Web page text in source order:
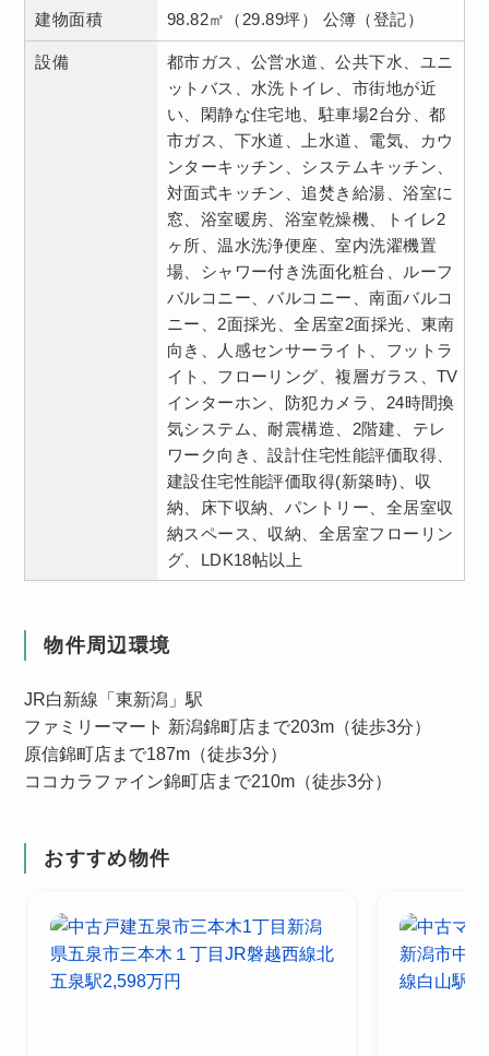
建物面積 98.82㎡（29.89坪） 公簿（登記）
設備
都市ガス、公営水道、公共下水、ユニ
ットバス、水洗トイレ、市街地が近
い、閑静な住宅地、駐車場2台分、都
市ガス、下水道、上水道、電気、カウ
ンターキッチン、システムキッチン、
対面式キッチン、追焚き給湯、浴室に
窓、浴室暖房、浴室乾燥機、トイレ2
ヶ所、温水洗浄便座、室内洗濯機置
場、シャワー付き洗面化粧台、ルーフ
バルコニー、バルコニー、南面バルコ
ニー、2面採光、全居室2面採光、東南
向き、人感センサーライト、フットラ
イト、フローリング、複層ガラス、TV
インターホン、防犯カメラ、24時間換
気システム、耐震構造、2階建、テレ
ワーク向き、設計住宅性能評価取得、
建設住宅性能評価取得(新築時)、収
納、床下収納、パントリー、全居室収
納スペース、収納、全居室フローリン
グ、LDK18帖以上
物件周辺環境
JR白新線「東新潟」駅
ファミリーマート 新潟錦町店まで203m（徒歩3分）
原信錦町店まで187m（徒歩3分）
ココカラファイン錦町店まで210m（徒歩3分）
おすすめ物件